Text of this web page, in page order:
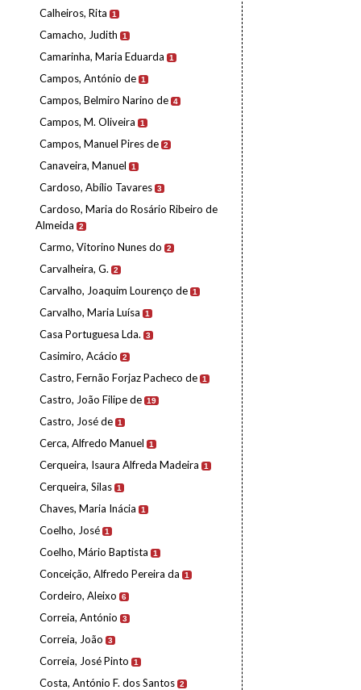
Calheiros, Rita 1
Camacho, Judith 1
Camarinha, Maria Eduarda 1
Campos, António de 1
Campos, Belmiro Narino de 4
Campos, M. Oliveira 1
Campos, Manuel Pires de 2
Canaveira, Manuel 1
Cardoso, Abílio Tavares 3
Cardoso, Maria do Rosário Ribeiro de
Almeida
2
Carmo, Vitorino Nunes do 2
Carvalheira, G. 2
Carvalho, Joaquim Lourenço de 1
Carvalho, Maria Luísa 1
Casa Portuguesa Lda. 3
Casimiro, Acácio 2
Castro, Fernão Forjaz Pacheco de 1
Castro, João Filipe de 19
Castro, José de 1
Cerca, Alfredo Manuel 1
Cerqueira, Isaura Alfreda Madeira 1
Cerqueira, Silas 1
Chaves, Maria Inácia 1
Coelho, José 1
Coelho, Mário Baptista 1
Conceição, Alfredo Pereira da 1
Cordeiro, Aleixo 6
Correia, António 3
Correia, João 3
Correia, José Pinto 1
Costa, António F. dos Santos 2